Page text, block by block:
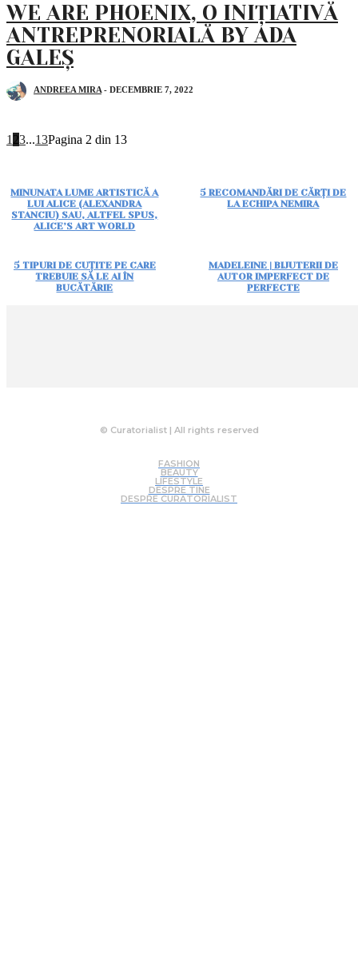
WE ARE PHOENIX, O INIȚIATIVĂ
ANTREPRENORIALĂ BY ADA
GALEȘ
ANDREEA MIRA - DECEMBRIE 7, 2022
1 23...13Pagina 2 din 13
MINUNATA LUME ARTISTICĂ A
LUI ALICE (ALEXANDRA
STANCIU) SAU, ALTFEL SPUS,
ALICE’S ART WORLD
5 RECOMANDĂRI DE CĂRȚI DE
LA ECHIPA NEMIRA
5 TIPURI DE CUȚITE PE CARE
TREBUIE SĂ LE AI ÎN
BUCĂTĂRIE
MADELEINE | BIJUTERII DE
AUTOR IMPERFECT DE
PERFECTE
© Curatorialist | All rights reserved
FASHION
BEAUTY
LIFESTYLE
DESPRE TINE
DESPRE CURATORIALIST